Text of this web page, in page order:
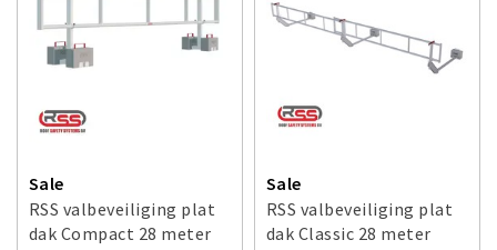
Sale
RSS valbeveiliging plat
dak Compact 28 meter
Sale
RSS valbeveiliging plat
dak Classic 28 meter